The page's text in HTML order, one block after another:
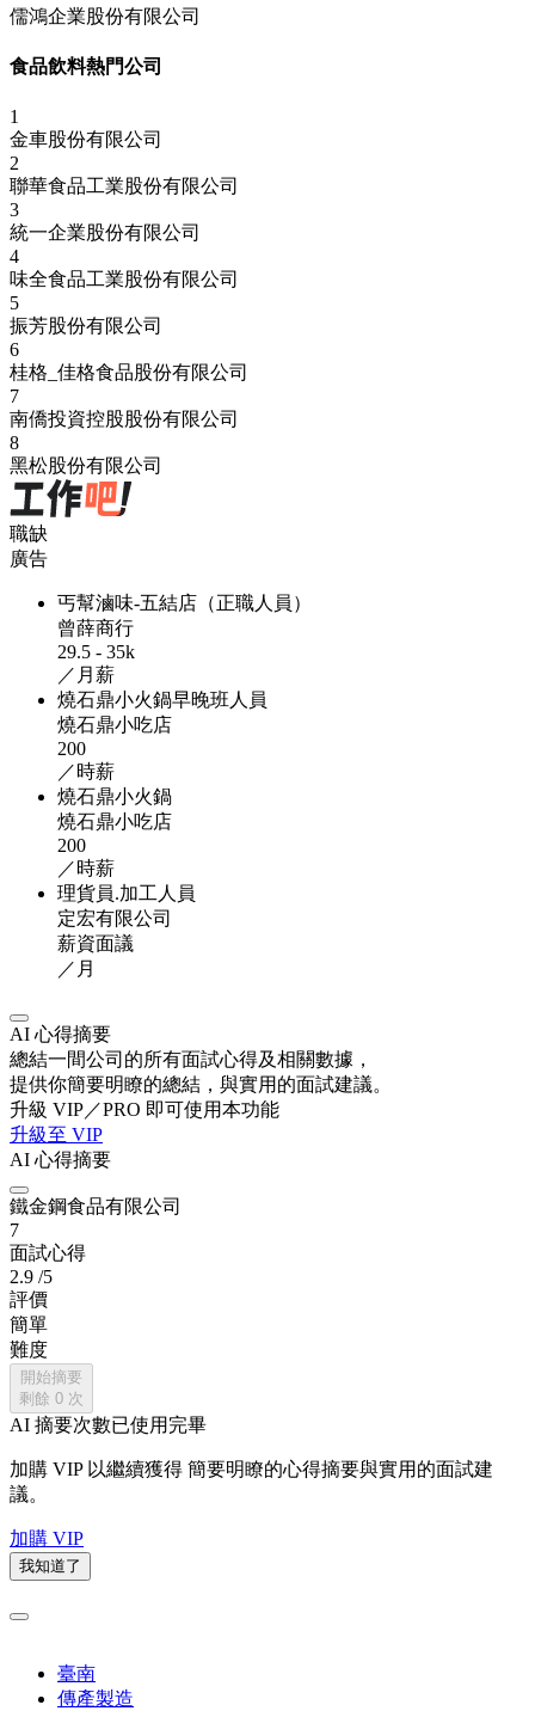
儒鴻企業股份有限公司
食品飲料熱門公司
1
金車股份有限公司
2
聯華食品工業股份有限公司
3
統一企業股份有限公司
4
味全食品工業股份有限公司
5
振芳股份有限公司
6
桂格_佳格食品股份有限公司
7
南僑投資控股股份有限公司
8
黑松股份有限公司
職缺
廣告
丐幫滷味-五結店（正職人員）
曾薛商行
29.5 - 35k
／月薪
燒石鼎小火鍋早晚班人員
燒石鼎小吃店
200
／時薪
燒石鼎小火鍋
燒石鼎小吃店
200
／時薪
理貨員.加工人員
定宏有限公司
薪資面議
／月
AI 心得摘要
總結一間公司的所有面試心得及相關數據，
提供你簡要明瞭的總結，與實用的面試建議。
升級 VIP／PRO 即可使用本功能
升級至 VIP
AI 心得摘要
鐵金鋼食品有限公司
7
面試心得
2.9 /5
評價
簡單
難度
開始摘要
剩餘 0 次
AI 摘要次數已使用完畢
加購 VIP 以繼續獲得 簡要明瞭的心得摘要與實用的面試建
議。
加購 VIP
我知道了
臺南
傳產製造